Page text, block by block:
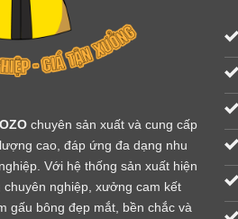
chuyên sản xuất và cung cấp
cao, đáp ứng đa dạng nhu
Với hệ thống sản xuất hiện
nghiệp, xưởng cam kết
gấu bông đẹp mắt, bền chắc và